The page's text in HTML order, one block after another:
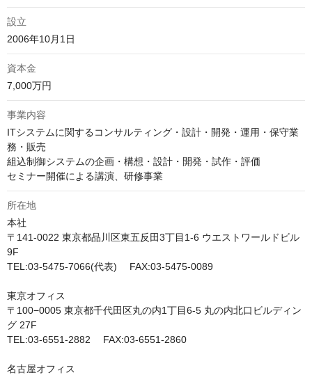
設立
2006年10月1日
資本金
7,000万円
事業内容
ITシステムに関するコンサルティング・設計・開発・運用・保守業
務・販売
組込制御システムの企画・構想・設計・開発・試作・評価
セミナー開催による講演、研修事業
所在地
本社
〒141-0022 東京都品川区東五反田3丁目1-6 ウエストワールドビル
9F
TEL:03-5475-7066(代表)　 FAX:03-5475-0089
東京オフィス
〒100−0005 東京都千代田区丸の内1丁目6-5 丸の内北口ビルディン
グ 27F
TEL:03-6551-2882　 FAX:03-6551-2860
名古屋オフィス